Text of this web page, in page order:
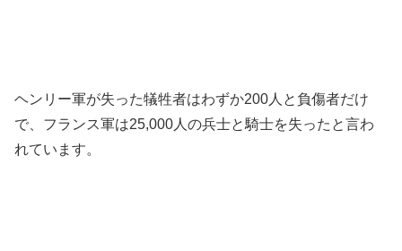
ヘンリー軍が失った犠牲者はわずか200人と負傷者だけ
で、フランス軍は25,000人の兵士と騎士を失ったと言わ
れています。